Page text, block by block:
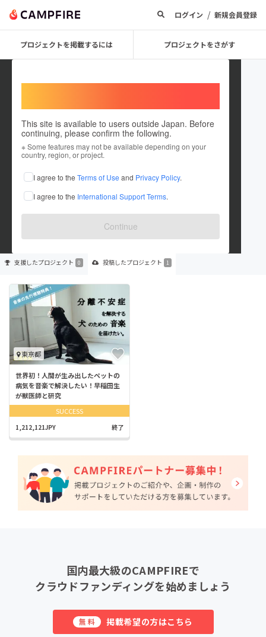
ログイン / 新規会員登録
プロジェクトを掲載するには プロジェクトをさがす
This site is available to users outside Japan. Before
continuing, please confirm the following.
※ Some features may not be available depending on your
country, region, or project.
I agree to the Terms of Use and Privacy Policy.
I agree to the International Support Terms.
Continue
OnebyOneMusic
これまでに1件のプロジェクトを投稿しています
在住国：日本 現在地：東京都
出身国：日本 出身地：東京都
支援したプロジェクト 0 投稿したプロジェクト 1
東京都
世界初！人間が生み出したペットの
病気を音楽で解決したい！早稲田生
が獣医師と研究
SUCCESS
1,212,121JPY 終了
国内最大級のCAMPFIREで
クラウドファンディングを始めましょう
無料 掲載希望の方はこちら